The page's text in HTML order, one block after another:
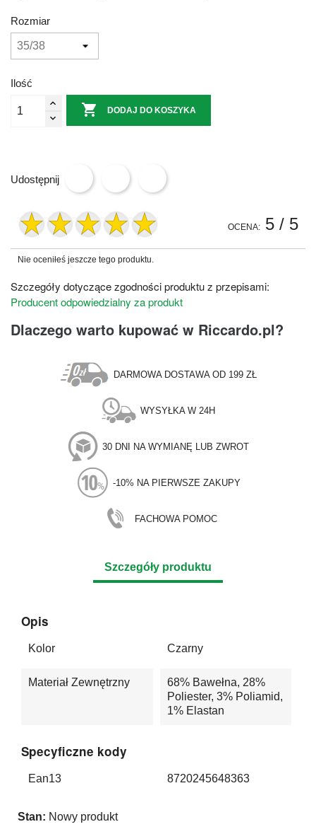
Rozmiar
Ilość
 DODAJ DO KOSZYKA
Udostępnij
OCENA: 5 / 5
Nie oceniłeś jeszcze tego produktu.
Szczegóły dotyczące zgodności produktu z przepisami:
Producent odpowiedzialny za produkt
Dlaczego warto kupować w Riccardo.pl?
DARMOWA DOSTAWA OD 199 ZŁ
WYSYŁKA W 24H
30 DNI NA WYMIANĘ LUB ZWROT
-10% NA PIERWSZE ZAKUPY
FACHOWA POMOC
Szczegóły produktu
Opis
Kolor Czarny
Materiał Zewnętrzny
68% Bawełna, 28%
Poliester, 3% Poliamid,
1% Elastan
Specyficzne kody
Ean13 8720245648363
Stan: Nowy produkt